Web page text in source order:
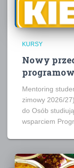
KURSY
Nowy
Mentoring
zimowy 2026/
do Osób
wsparciem